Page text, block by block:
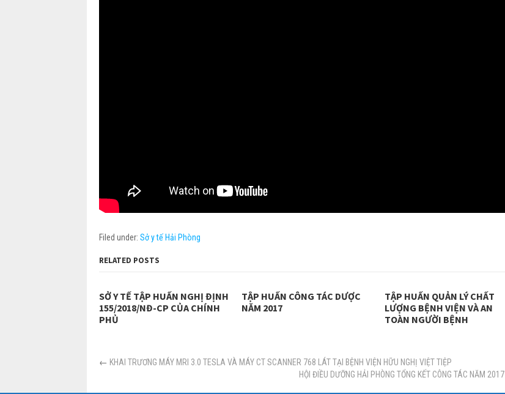
Filed under: Sở y tế Hải Phòng
RELATED POSTS
SỞ Y TẾ TẬP HUẤN NGHỊ ĐỊNH
155/2018/NĐ-CP CỦA CHÍNH
PHỦ
TẬP HUẤN CÔNG TÁC DƯỢC
NĂM 2017
TẬP HUẤN QUẢN LÝ CHẤT
LƯỢNG BỆNH VIỆN VÀ AN
TOÀN NGƯỜI BỆNH
← KHAI TRƯƠNG MÁY MRI 3.0 TESLA VÀ MÁY CT SCANNER 768 LÁT TẠI BỆNH VIỆN HỮU NGHỊ VIỆT TIỆP
HỘI ĐIỀU DƯỠNG HẢI PHÒNG TỔNG KẾT CÔNG TÁC NĂM 2017